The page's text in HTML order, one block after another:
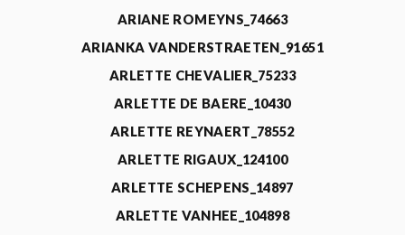
ARIANE ROMEYNS_74663
ARIANKA VANDERSTRAETEN_91651
ARLETTE CHEVALIER_75233
ARLETTE DE BAERE_10430
ARLETTE REYNAERT_78552
ARLETTE RIGAUX_124100
ARLETTE SCHEPENS_14897
ARLETTE VANHEE_104898